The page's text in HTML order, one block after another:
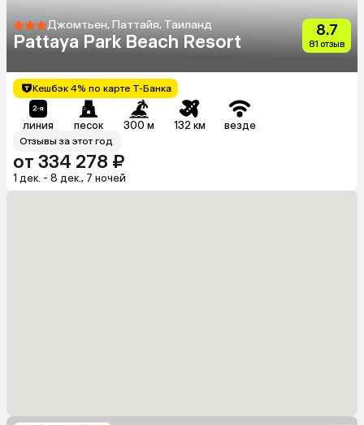
Джомтьен, Паттайя, Таиланд
Pattaya Park Beach Resort
8.7
81 отзыв
Кешбэк 4% по карте Т-Банка
линия песок 300 м 132 км везде
Отзывы за этот год
от 334 278 ₽
1 дек. - 8 дек., 7 ночей